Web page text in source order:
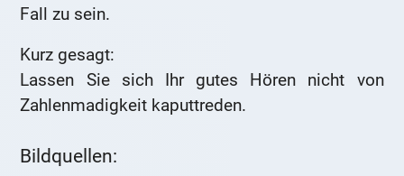
Fall zu sein.
Kurz gesagt:
Lassen Sie sich Ihr gutes Hören nicht von
Zahlenmadigkeit kaputtreden.
Bildquellen: